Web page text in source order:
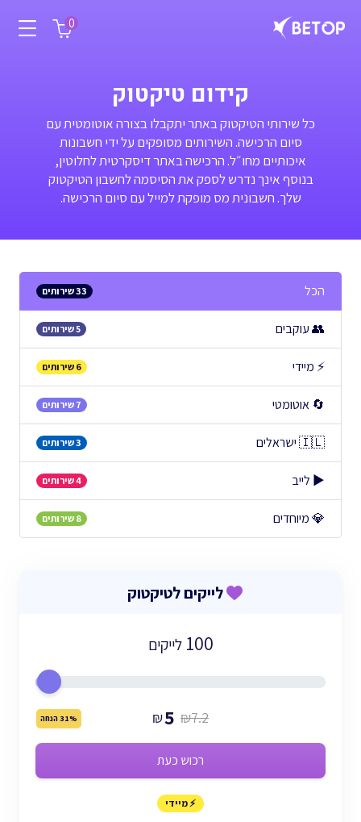
0
קידום טיקטוק
כל שירותי הטיקטוק באתר יתקבלו בצורה אוטומטית עם
סיום הרכישה. השירותים מסופקים על ידי חשבונות
איכותיים מחו״ל. הרכישה באתר דיסקרטית לחלוטין,
בנוסף אינך נדרש לספק את הסיסמה לחשבון הטיקטוק
שלך. חשבונית מס מופקת למייל עם סיום הרכישה.
הכל 33 שירותים
👥 עוקבים 5 שירותים
⚡ מיידי 6 שירותים
🔄 אוטומטי 7 שירותים
🇮🇱 ישראלים 3 שירותים
▶️ לייב 4 שירותים
💎 מיוחדים 8 שירותים
לייקים לטיקטוק
100 לייקים
₪5 ₪7.2 31% הנחה
רכוש כעת
⚡ מיידי